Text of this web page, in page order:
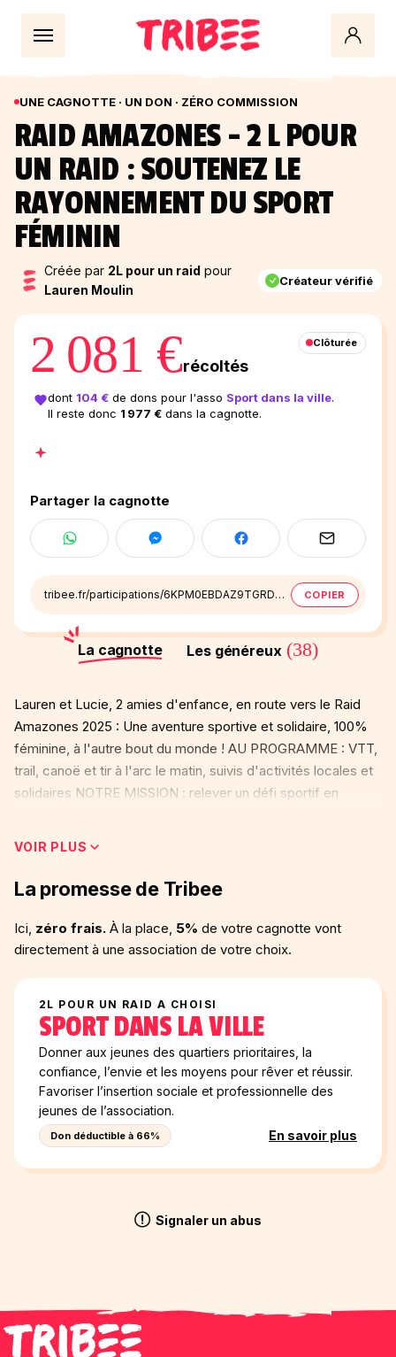
UNE CAGNOTTE · UN DON · ZÉRO COMMISSION
RAID AMAZONES - 2 L POUR
UN RAID : SOUTENEZ LE
RAYONNEMENT DU SPORT
FÉMININ
Créée par 2L pour un raid pour
Lauren Moulin
Créateur vérifié
La cagnotte Les généreux (38)
Lauren et Lucie, 2 amies d'enfance, en route vers le Raid
Amazones 2025 : Une aventure sportive et solidaire, 100%
féminine, à l'autre bout du monde ! AU PROGRAMME : VTT,
trail, canoë et tir à l'arc le matin, suivis d'activités locales et
solidaires NOTRE MISSION : relever un défi sportif en
l'épanouissement et l'insertion des jeunes filles 💕
Accompagner les enfants et femmes atteints de cancer via
le soutien de l'association "A chacun son Everest" par le
Raid Amazones 📚 Soutenir l'éducation des enfants via des
pour votre soutien !
VOIR PLUS
La promesse de Tribee
Ici, zéro frais. À la place, 5% de votre cagnotte vont
directement à une association de votre choix.
2L POUR UN RAID A CHOISI
SPORT DANS LA VILLE
Donner aux jeunes des quartiers prioritaires, la
confiance, l’envie et les moyens pour rêver et réussir.
Favoriser l’insertion sociale et professionnelle des
jeunes de l’association.
Don déductible à 66% En savoir plus
Signaler un abus
2 081 €récoltés
Clôturée
dont 104 € de dons pour l'asso Sport dans la ville.
Il reste donc 1 977 € dans la cagnotte.
Partager la cagnotte
tribee.fr/participations/6KPM0EBDAZ9TGRDESXW5D5HVYW COPIER